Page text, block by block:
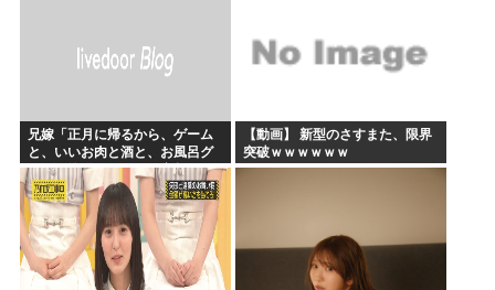
兄嫁「正月に帰るから、ゲーム
と、いいお肉と酒と、お風呂グ
ッズの準備しとけよ」寝起きの
私「知るかボケ」兄嫁「キィィ
ィィー！！！！」私「あ…」
【動画】 新型のさすまた、限界
突破ｗｗｗｗｗｗ